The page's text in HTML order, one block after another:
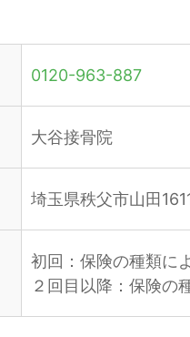
0120-963-887
大谷接骨院
埼玉県秩父市山田
初回：保険の種類に
２回目以降：保険の